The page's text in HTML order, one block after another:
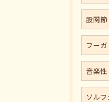
股関節
フーガ
音楽性
ソルフ